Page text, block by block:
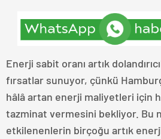
Enerji sabit oranı artık
fırsatlar sunuyor, çünkü
hâlâ artan enerji maliyetleri için
tazminat vermesini bekliyor. Bu
etkilenenlerin birçoğu artık